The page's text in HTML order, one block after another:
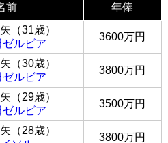
前 年俸
（31歳）
ゼルビア
3600万円
（30歳）
ゼルビア
3800万円
（29歳）
ゼルビア
3500万円
（28歳）
3800万円